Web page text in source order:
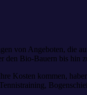
von Angeboten, die
den Bio-Bauern bis hin
Kosten kommen,